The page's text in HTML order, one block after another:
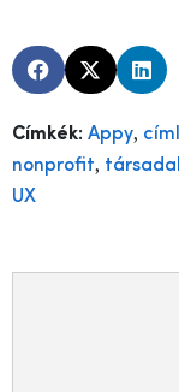
Címkék: Appy,
nonprofit,
UX